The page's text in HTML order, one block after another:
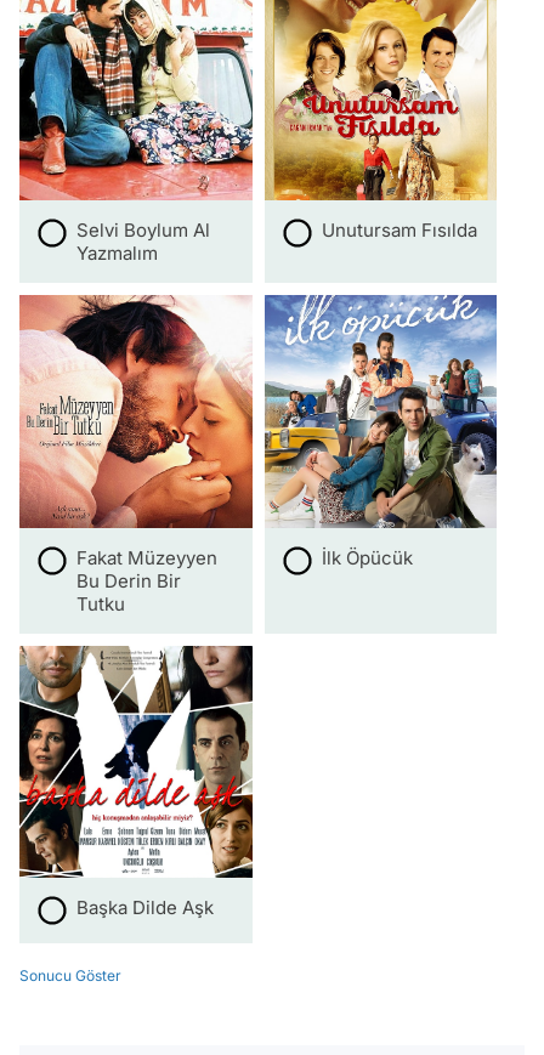
Selvi Boylum Al
Yazmalım
Unutursam Fısılda
Fakat Müzeyyen
Bu Derin Bir
Tutku
İlk Öpücük
Başka Dilde Aşk
Sonucu Göster